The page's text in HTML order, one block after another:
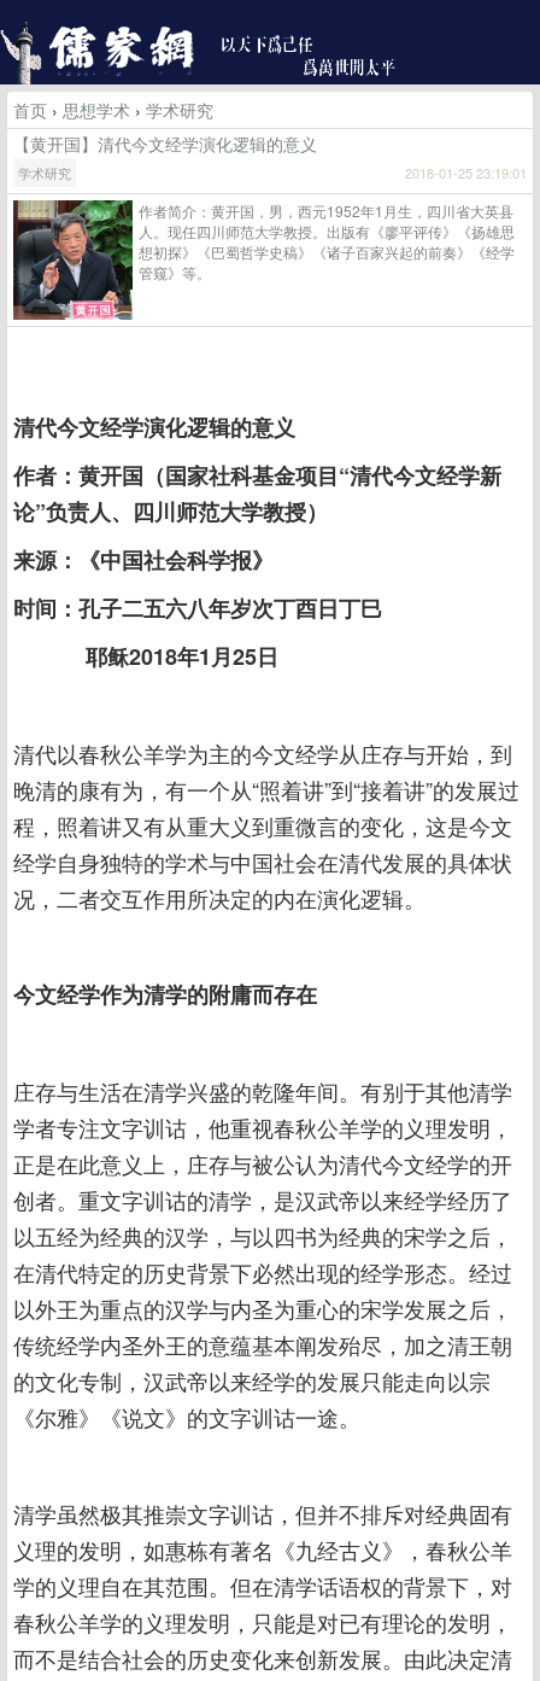
首页 › 思想学术 › 学术研究
【黄开国】清代今文经学演化逻辑的意义
学术研究 2018-01-25 23:19:01
作者简介：黄开国，男，西元1952年1月生，四川省大英县
人。现任四川师范大学教授。出版有《廖平评传》《扬雄思
想初探》《巴蜀哲学史稿》《诸子百家兴起的前奏》《经学
管窥》等。
清代今文经学演化逻辑的意义
作者：黄开国（国家社科基金项目“清代今文经学新
论”负责人、四川师范大学教授）
来源：《中国社会科学报》
时间：孔子二五六八年岁次丁酉日丁巳
耶稣2018年1月25日
清代以春秋公羊学为主的今文经学从庄存与开始，到
晚清的康有为，有一个从“照着讲”到“接着讲”的发展过
程，照着讲又有从重大义到重微言的变化，这是今文
经学自身独特的学术与中国社会在清代发展的具体状
况，二者交互作用所决定的内在演化逻辑。
今文经学作为清学的附庸而存在
庄存与生活在清学兴盛的乾隆年间。有别于其他清学
学者专注文字训诂，他重视春秋公羊学的义理发明，
正是在此意义上，庄存与被公认为清代今文经学的开
创者。重文字训诂的清学，是汉武帝以来经学经历了
以五经为经典的汉学，与以四书为经典的宋学之后，
在清代特定的历史背景下必然出现的经学形态。经过
以外王为重点的汉学与内圣为重心的宋学发展之后，
传统经学内圣外王的意蕴基本阐发殆尽，加之清王朝
的文化专制，汉武帝以来经学的发展只能走向以宗
《尔雅》《说文》的文字训诂一途。
清学虽然极其推崇文字训诂，但并不排斥对经典固有
义理的发明，如惠栋有著名《九经古义》，春秋公羊
学的义理自在其范围。但在清学话语权的背景下，对
春秋公羊学的义理发明，只能是对已有理论的发明，
而不是结合社会的历史变化来创新发展。由此决定清